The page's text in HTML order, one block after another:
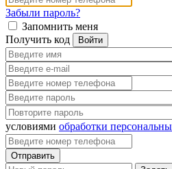
Забыли пароль?
Запомнить меня
Получить код
условиями обработки